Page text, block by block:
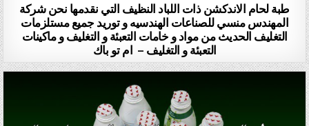
طبة لحام الاندكشن ذات اللباد النظيف التي نقدمها نحن شركة
المهندس منسي للصناعات الهندسيه و توريد جميع مستلزمات
التغليف الحديث من مواد و خامات التعبئة و التغليف و ماكينات
التعبئة و التغليف – ام تو باك